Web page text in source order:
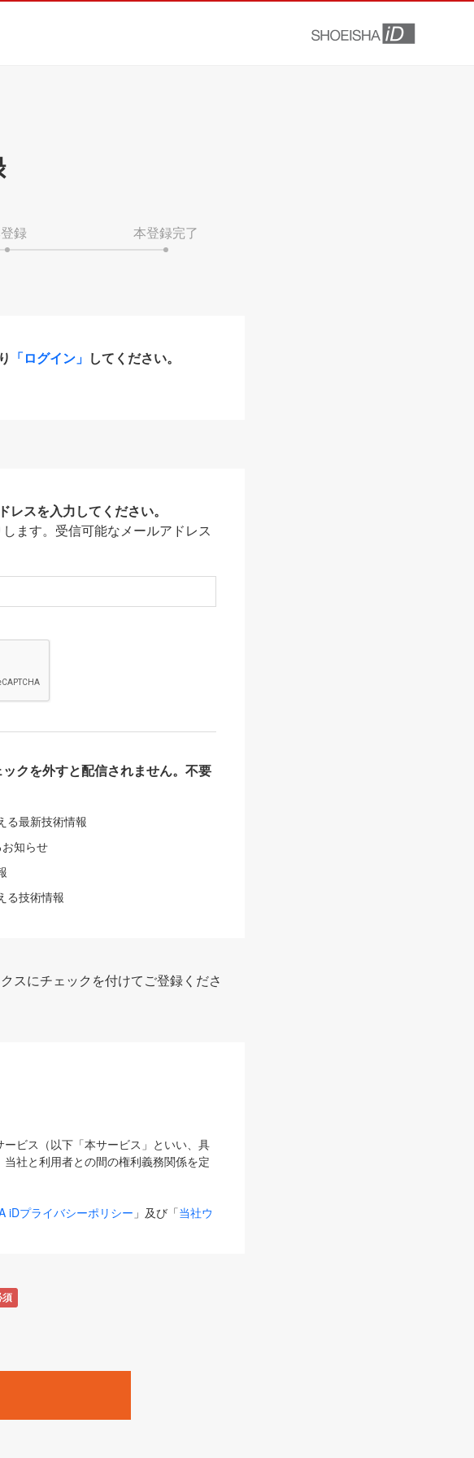
録 本登録完了
「ログイン」 してください。
スを入力してください。
ます。受信可能なメールアドレス
クを外すと配信されません。不要
る最新技術情報
知らせ
る技術情報
スにチェックを付けてご登録くださ
ビス（以下「本サービス」といい、具
社と利用者との間の権利義務関係を定
iDプライバシーポリシー 」及び「当社ウ
更された場合、変更後のサービスを含
ペーンをいいます。
「ECzine」「Biz/Zine」「HRzine」
須